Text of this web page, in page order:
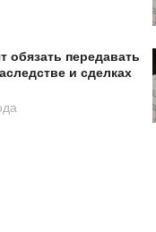
обязать передавать
и сделках